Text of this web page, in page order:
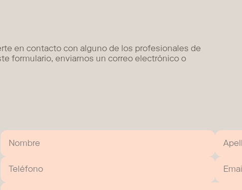
en contacto con alguno de los profesionales de
formulario, enviarnos un correo electrónico o